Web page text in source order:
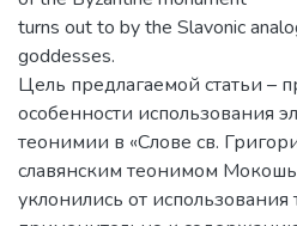
turns out to by the Slavonic
goddesses.
Цель предлагаемой статьи –
особенности использования
теонимии в «Слове св.
славянским теонимом
уклонились от